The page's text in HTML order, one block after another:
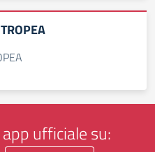
ufficiale su: